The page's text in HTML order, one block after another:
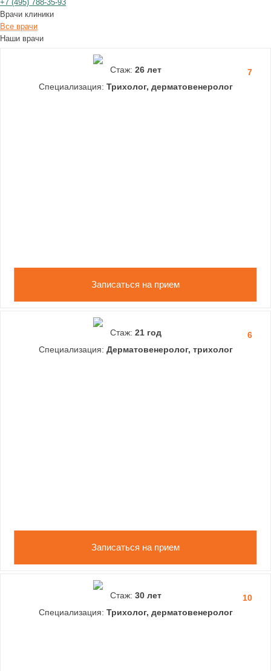
+7 (495) 788-35-93
Врачи клиники
Все врачи
Наши врачи
7
Стаж: 26 лет
Специализация: Трихолог, дерматовенеролог
Записаться на прием
6
Стаж: 21 год
Специализация: Дерматовенеролог, трихолог
Записаться на прием
10
Стаж: 30 лет
Специализация: Трихолог, дерматовенеролог